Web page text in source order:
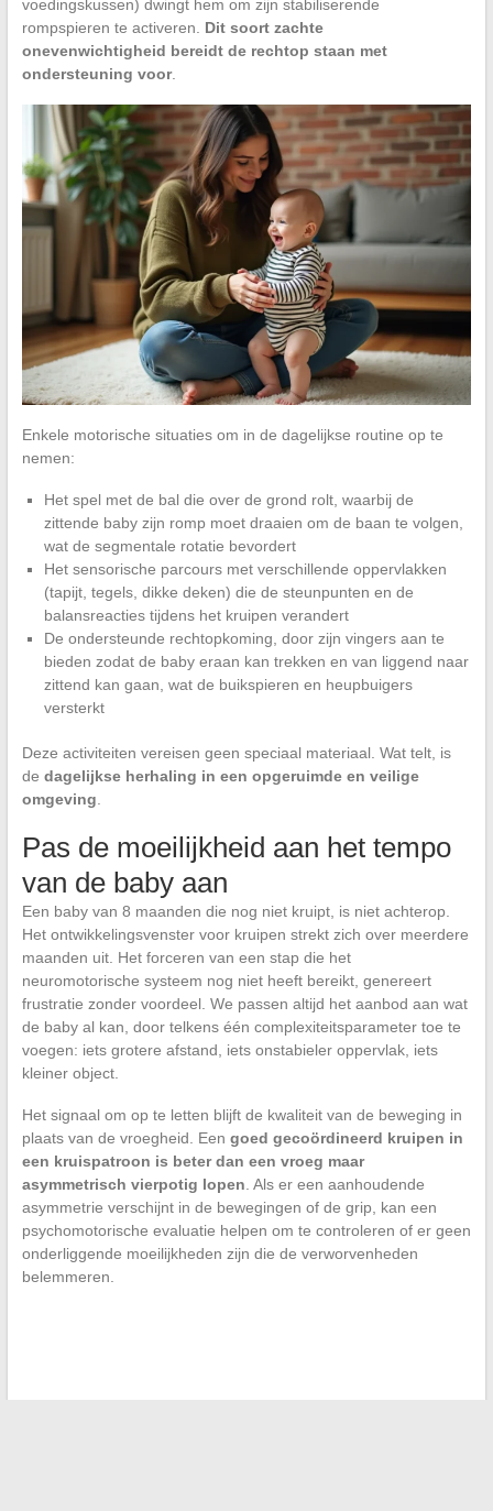
voedingskussen) dwingt hem om zijn stabiliserende
rompspieren te activeren. Dit soort zachte
onevenwichtigheid bereidt de rechtop staan met
ondersteuning voor.
Enkele motorische situaties om in de dagelijkse routine op te
nemen:
Het spel met de bal die over de grond rolt, waarbij de
zittende baby zijn romp moet draaien om de baan te volgen,
wat de segmentale rotatie bevordert
Het sensorische parcours met verschillende oppervlakken
(tapijt, tegels, dikke deken) die de steunpunten en de
balansreacties tijdens het kruipen verandert
De ondersteunde rechtopkoming, door zijn vingers aan te
bieden zodat de baby eraan kan trekken en van liggend naar
zittend kan gaan, wat de buikspieren en heupbuigers
versterkt
Deze activiteiten vereisen geen speciaal materiaal. Wat telt, is
de dagelijkse herhaling in een opgeruimde en veilige
omgeving
Pas de moeilijkheid aan het tempo
van de baby aan
Een baby van 8 maanden die nog niet kruipt, is niet achterop.
Het ontwikkelingsvenster voor kruipen strekt zich over meerdere
maanden uit. Het forceren van een stap die het
neuromotorische systeem nog niet heeft bereikt, genereert
frustratie zonder voordeel. We passen altijd het aanbod aan wat
de baby al kan, door telkens één complexiteitsparameter toe te
voegen: iets grotere afstand, iets onstabieler oppervlak, iets
kleiner object.
Het signaal om op te letten blijft de kwaliteit van de beweging in
plaats van de vroegheid. Een goed gecoördineerd kruipen in
een kruispatroon is beter dan een vroeg maar
asymmetrisch vierpotig lopen . Als er een aanhoudende
asymmetrie verschijnt in de bewegingen of de grip, kan een
psychomotorische evaluatie helpen om te controleren of er geen
onderliggende moeilijkheden zijn die de verworvenheden
belemmeren.